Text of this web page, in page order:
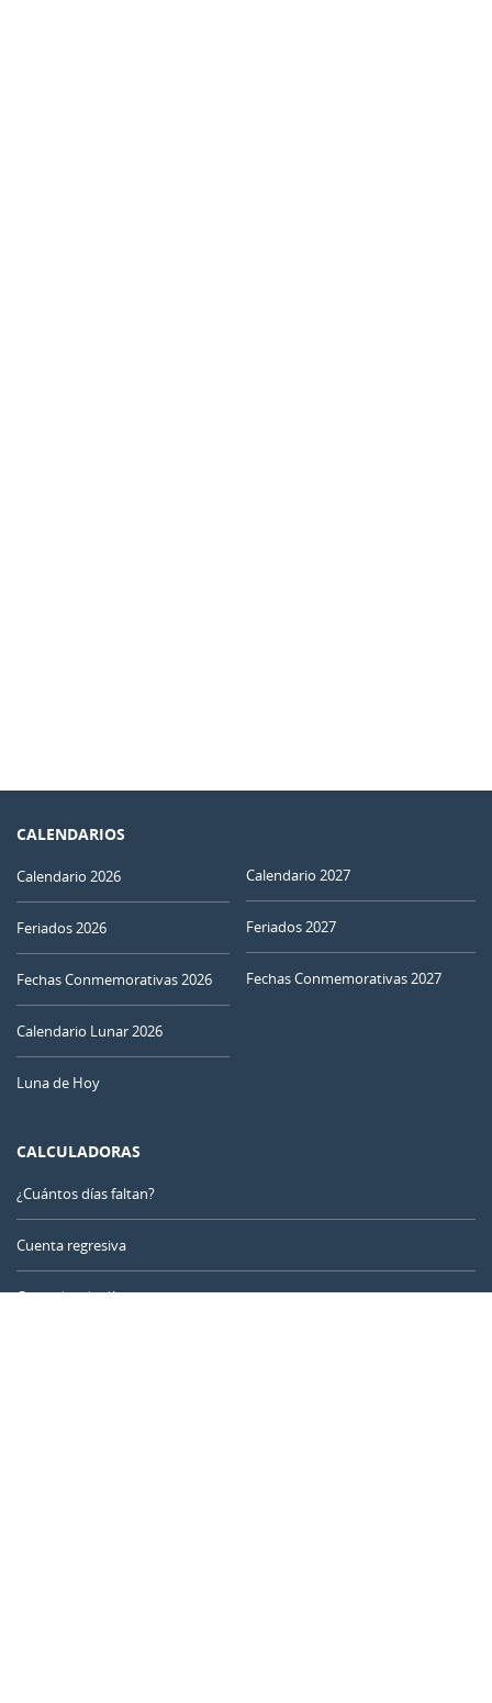
CALENDARIOS
Calendario 2026
Feriados 2026
Fechas Conmemorativas 2026
Calendario Lunar 2026
Luna de Hoy
Calendario 2027
Feriados 2027
Fechas Conmemorativas 2027
CALCULADORAS
¿Cuántos días faltan?
Cuenta regresiva
Contador de días